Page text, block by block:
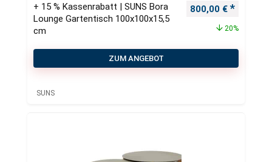
+ 15 % Kassenrabatt | SUNS Bora
Lounge Gartentisch 100x100x15,5
cm
Ursprünglicher
800,00 €
20%
ZUM ANGEBOT
SUNS